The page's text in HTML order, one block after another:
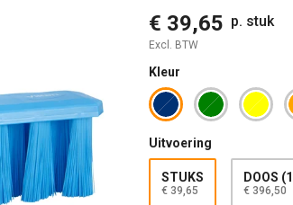
€ 39,65 p. stuk
Excl. BTW
Kleur
Uitvoering
STUKS
€ 39,65
DOOS
€ 396,50